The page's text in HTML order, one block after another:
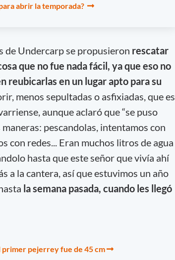
abrir la temporada?
de Undercarp se propusieron rescatar
que no fue nada fácil, ya que eso no
reubicarlas en un lugar apto para su
menos sepultadas o asfixiadas, que es
aunque aclaró que “se puso
pescandolas, intentamos con
con redes... Eran muchos litros de agua
hasta que este señor que vivía ahí
a la cantera, así que estuvimos un año
la semana pasada, cuando les llegó
primer pejerrey fue de 45 cm